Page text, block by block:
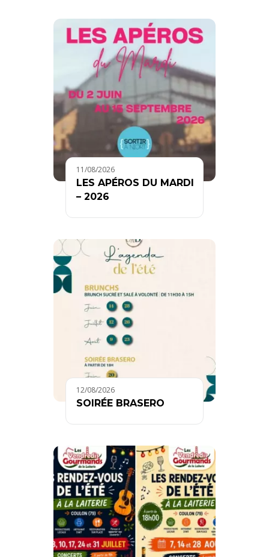
11/08/2026
LES APÉROS DU MARDI
– 2026
12/08/2026
SOIRÉE BRASERO